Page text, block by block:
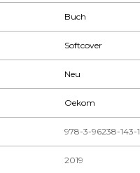
Buch
Softcover
Neu
Oekom
978-3-96238-143-1
2019